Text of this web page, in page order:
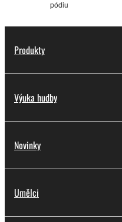
pódiu
Produkty
Výuka hudby
Novinky
Umělci